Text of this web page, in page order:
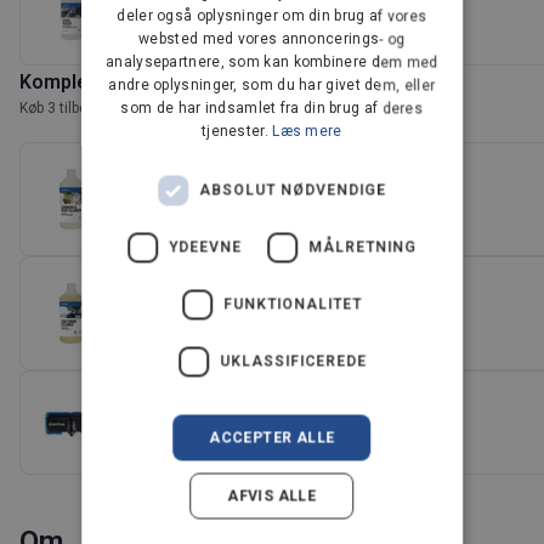
Imprægneringsbeskyttelse til belægninger
Komplementære produkter
Køb 3 tilbehør og spar 10%
Caravan & Boat Cleaner 1L / 2.5L
79,00 kr
Car Combi Cleaner 1L / 2.5L
79,00 kr
379,00 kr
(4)
Se flere
DUTCH
FRENCH
FINNISH
PORTUGUESE
ENGLISH
AUSTRIA
deler også oplysninger om din brug af vores
websted med vores annoncerings- og
analysepartnere, som kan kombinere dem med
andre oplysninger, som du har givet dem, eller
som de har indsamlet fra din brug af deres
tjenester. Læs mere
ABSOLUT NØDVENDIGE
YDEEVNE MÅLRETNING
FUNKTIONALITET
UKLASSIFICEREDE
ACCEPTER ALLE
AFVIS ALLE